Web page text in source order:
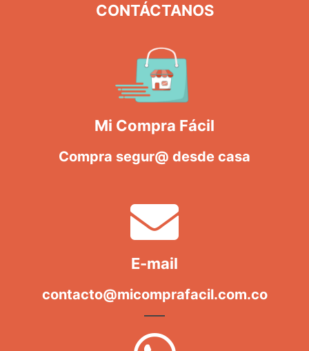
CONTÁCTANOS
Mi Compra Fácil
Compra segur@ desde casa
E-mail
contacto@micomprafacil.com.co